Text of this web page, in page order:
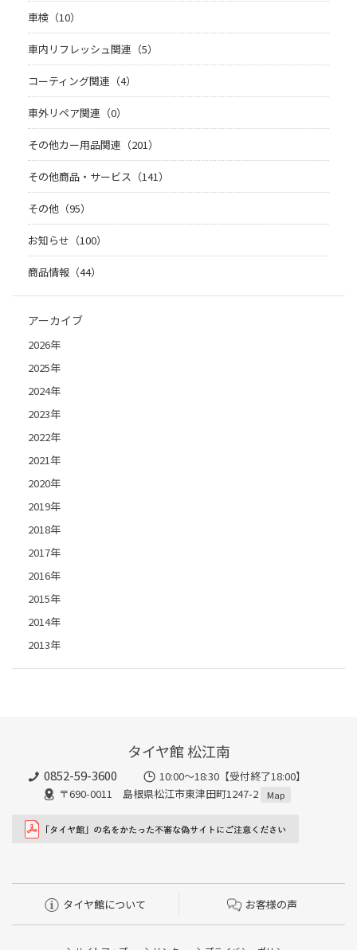
車検（10）
車内リフレッシュ関連（5）
コーティング関連（4）
車外リペア関連（0）
その他カー用品関連（201）
その他商品・サービス（141）
その他（95）
お知らせ（100）
商品情報（44）
アーカイブ
2026年
2025年
2024年
2023年
2022年
2021年
2020年
2019年
2018年
2017年
2016年
2015年
2014年
2013年
タイヤ館 松江南
0852-59-3600
10:00～18:30【受付終了18:00】
〒690-0011 島根県松江市東津田町1247-2
Map
タイヤ館について お客様の声